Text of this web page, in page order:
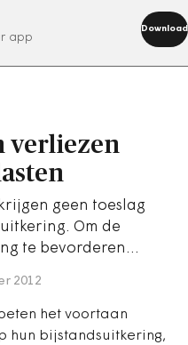
app
Download
verliezen
geen toeslag
Om de
te bevorderen…
2012
het voortaan
hun bijstandsuitkering,